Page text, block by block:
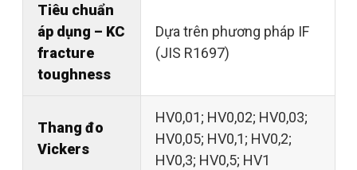
Tiêu chuẩn
áp dụng – KC
fracture
toughness
Dựa trên phương pháp IF
(JIS R1697)
Thang đo
Vickers
HV0,01; HV0,02; HV0,03;
HV0,05; HV0,1; HV0,2;
HV0,3; HV0,5; HV1